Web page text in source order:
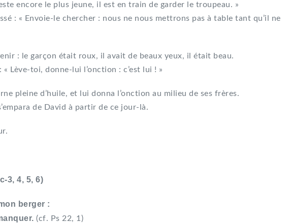
encore le plus jeune, il est en train de garder le troupeau. »
: « Envoie-le chercher : nous ne nous mettrons pas à table tant qu’il ne
: le garçon était roux, il avait de beaux yeux, il était beau.
« Lève-toi, donne-lui l’onction : c’est lui ! »
pleine d’huile, et lui donna l’onction au milieu de ses frères.
de David à partir de ce jour-là.
3, 4, 5, 6)
berger :
(cf. Ps 22, 1)